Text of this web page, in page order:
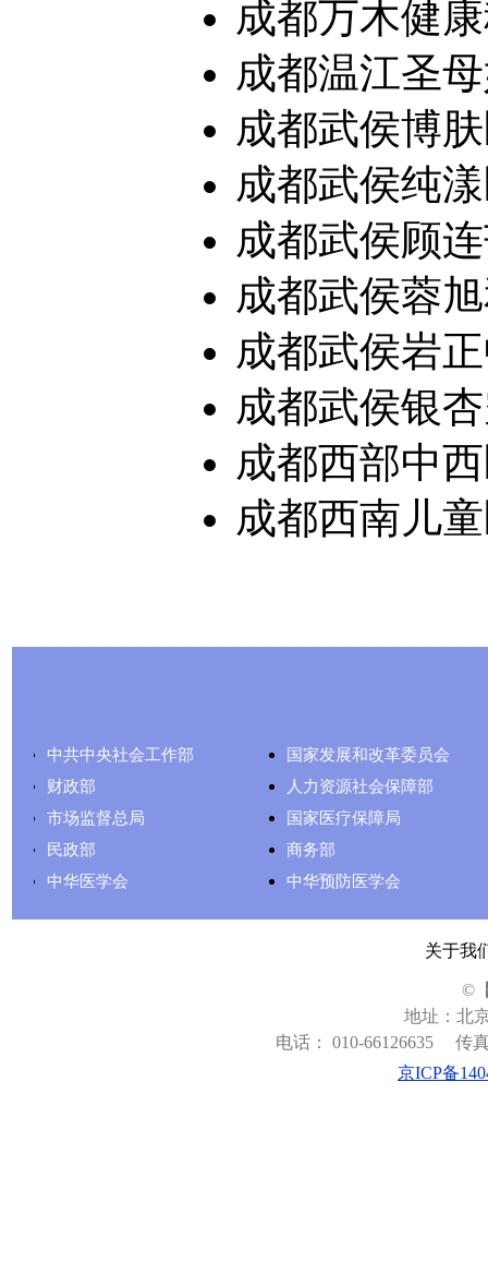
成都万木健
成都温江圣
成都武侯博
成都武侯纯
成都武侯顾
成都武侯蓉
成都武侯岩
成都武侯银
成都西部中
成都西南儿
中共中央社会工作部
国家发展和改革委员会
财政部
人力资源社会保障部
市场监督总局
国家医疗保障局
民政部
商务部
中华医学会
中华预防医学会
关于我
©
地址：北
电话： 010-66126635
传
京ICP备